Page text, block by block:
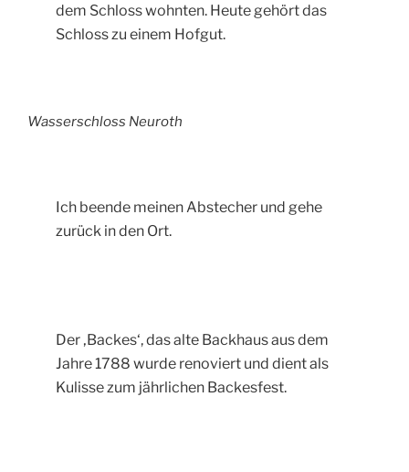
dem Schloss wohnten. Heute gehört das
Schloss zu einem Hofgut.
Wasserschloss Neuroth
Ich beende meinen Abstecher und gehe
zurück in den Ort.
Der ‚Backes‘, das alte Backhaus aus dem
Jahre 1788 wurde renoviert und dient als
Kulisse zum jährlichen Backesfest.